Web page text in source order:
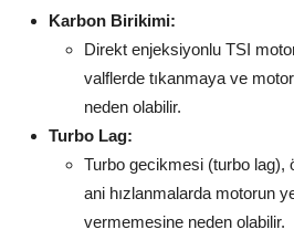
Karbon Birikimi:
Direkt enjeksiyonlu TSI
valflerde tıkanmaya ve
neden olabilir.
Turbo Lag:
Turbo gecikmesi (turbo lag),
ani hızlanmalarda motorun
vermemesine neden olabilir.